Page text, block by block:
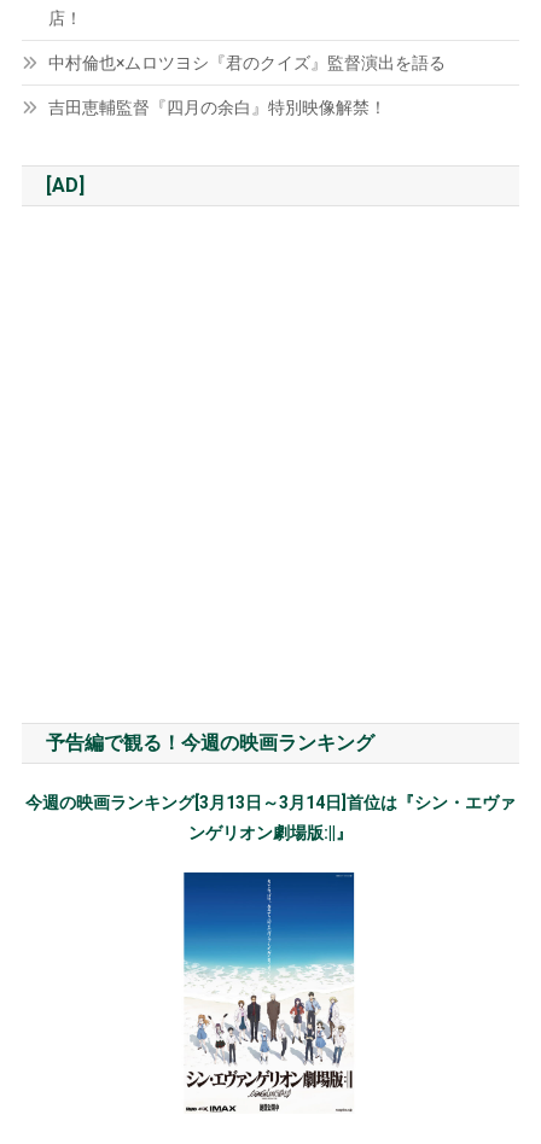
店！
中村倫也×ムロツヨシ『君のクイズ』監督演出を語る
吉田恵輔監督『四月の余白』特別映像解禁！
[AD]
予告編で観る！今週の映画ランキング
今週の映画ランキング[3月13日～3月14日]首位は『シン・エヴァ
ンゲリオン劇場版:||』